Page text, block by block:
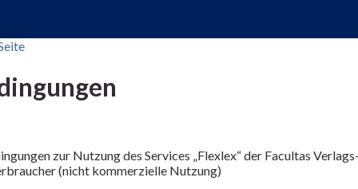
zur Nutzung des Services „Flexlex“ der Facultas
(nicht kommerzielle Nutzung)